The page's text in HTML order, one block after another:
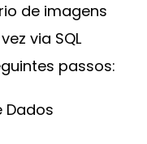
de imagens
via SQL
passos:
Dados